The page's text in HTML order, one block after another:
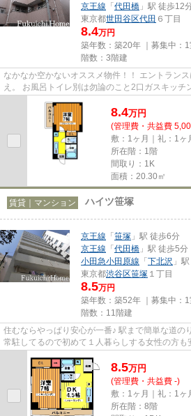
京王線 「代田橋 」駅 徒歩12
東京都世田谷区代田 ６丁目
8.4万円
築年数：築20年 ｜募集中：
階数：3階建
なかなか空かないオススメ物件！！ エントラン
え。 お風呂トイレ別は勿論のこと2口ガスキッチ
の広さ！ また、多路線使え...
8.4万円
(管理費・共益費
敷：1ヶ月｜礼：1ヶ
所在階：1階
間取り：1K
面積：20.30㎡
賃貸｜マンション ハイツ笹塚
京王線 「笹塚 」駅 徒歩6分
京王線 「代田橋 」駅 徒歩5分
小田急小田原線 「下北沢 」
東京都渋谷区笹塚 １丁目
8.5万円
築年数：築52年 ｜募集中：
階数：11階建
住むならやっぱり安心が一番♪ 駅まで簡単な道の
常駐してるので初めて１人暮らしする女性の方も
が、開口部が大通りに面してな...
8.5万円
(管理費・共益費 -)
敷：1ヶ月｜礼：1ヶ
所在階：8階